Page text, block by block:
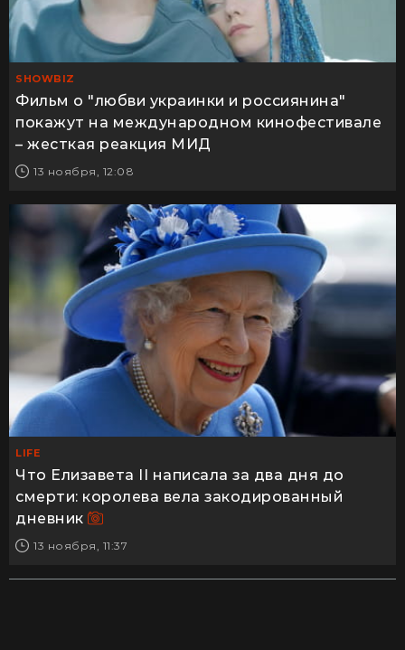
SHOWBIZ
Фильм о "любви украинки и россиянина"
покажут на международном кинофестивале
– жесткая реакция МИД
13 ноября, 12:08
LIFE
Что Елизавета II написала за два дня до
смерти: королева вела закодированный
дневник
13 ноября, 11:37